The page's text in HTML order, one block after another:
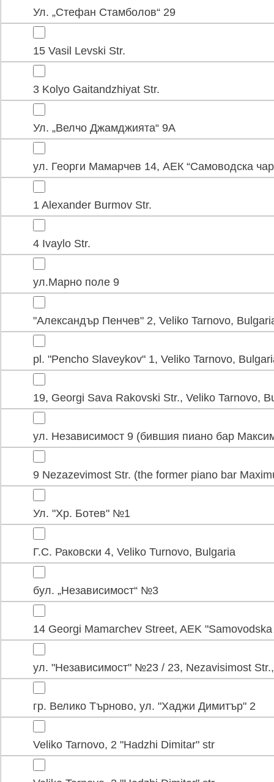
Ул. „Стефан Стамболов“ 29
15 Vasil Levski Str.
3 Kolyo Gaitandzhiyat Str.
Ул. „Велчо Джамджията“ 9А
ул. Георги Мамарчев 14, АЕК “Самоводска
1 Alexander Burmov Str.
4 Ivaylo Str.
ул.Марно поле 9
"Александър Пенчев" 2, Veliko Tarnovo,
pl. "Pencho Slaveykov" 1, Veliko Tarnovo,
19, Georgi Sava Rakovski Str., Veliko Tarnovo,
ул. Независимост 9 (бившия пиано бар
9 Nezazevimost Str. (the former piano bar
Ул. "Хр. Ботев" №1
Г.С. Раковски 4, Veliko Turnovo, Bulgaria
бул. „Независимост“ №3
14 Georgi Mamarchev Street, AEK
ул. "Независимост" №23 / 23, Nezavisimost
гр. Велико Търново, ул. "Хаджи Димитър" 2
Veliko Tarnovo, 2 "Hadzhi Dimitar" str